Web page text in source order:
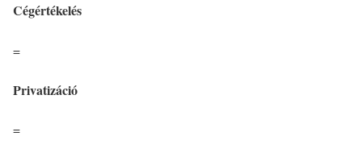
Cégértékelés
=
Privatizáció
=